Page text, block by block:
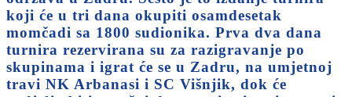
koji će u tri dana okupiti osamdesetak
momčadi sa 1800 sudionika. Prva dva dana
turnira rezervirana su za razigravanje po
skupinama i igrat će se u Zadru, na umjetnoj
travi NK Arbanasi i SC Višnjik, dok će